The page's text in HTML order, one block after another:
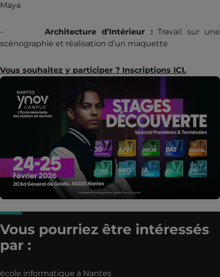
Maya
- Architecture d’Intérieur :Travail sur une
scénographie et réalisation d’un maquette
Vous souhaitez y participer ? Inscriptions ICI.
Vous pourriez être intéressés
par :
école informatique à Nantes